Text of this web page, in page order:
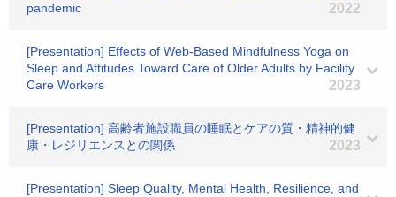
pandemic
2022
[Presentation] Effects of Web-Based Mindfulness Yoga on
Sleep and Attitudes Toward Care of Older Adults by Facility
Care Workers
2023
[Presentation] 高齢者施設職員の睡眠とケアの質・精神的健
康・レジリエンスとの関係
2023
[Presentation] Sleep Quality, Mental Health, Resilience, and